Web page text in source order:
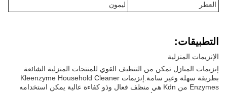
العطر
ليمون
التطبيقات:
الإنزيمات المنزلية
إنزيمات المنازل تمكن من التنظيف القوي للمنتجات المنزلية الشائعة
بطريقة سهلة وغير سامة.إنزيمات Kleenzyme Household Cleaner
Enzymes من Kdn هي منظف فعال وذو كفاءة عالية يمكن استخدامه